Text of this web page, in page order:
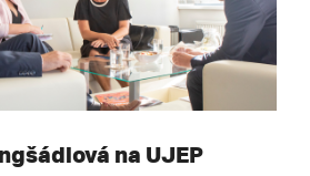
na UJEP